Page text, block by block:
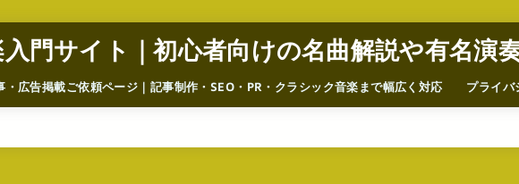
門サイト｜初心者向けの名曲解説や有名演
・広告掲載ご依頼ページ｜記事制作・SEO・PR・クラシック音楽まで幅広く対応 プライバ